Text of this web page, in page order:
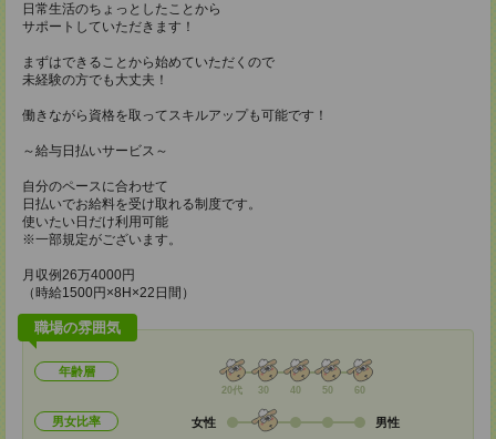
日常生活のちょっとしたことから
サポートしていただきます！
まずはできることから始めていただくので
未経験の方でも大丈夫！
働きながら資格を取ってスキルアップも可能です！
～給与日払いサービス～
自分のペースに合わせて
日払いでお給料を受け取れる制度です。
使いたい日だけ利用可能
※一部規定がございます。
月収例26万4000円
（時給1500円×8H×22日間）
職場の雰囲気
年齢層
20代 30 40 50 60
男女比率 女性 男性